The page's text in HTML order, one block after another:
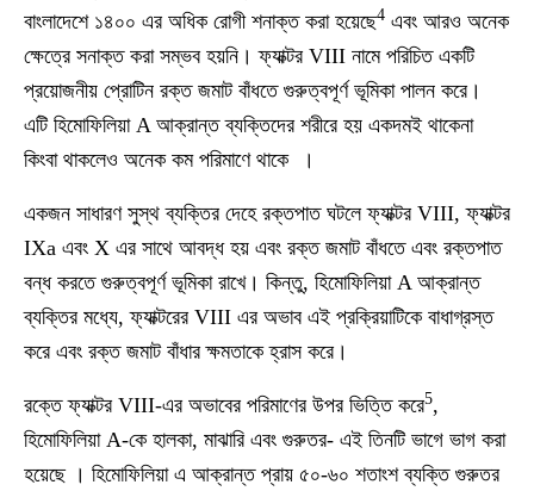
বাংলাদেশে ১৪০০ এর অধিক রোগী শনাক্ত করা হয়েছে4 এবং আরও অনেক
ক্ষেত্রে সনাক্ত করা সম্ভব হয়নি। ফ্যাক্টর VIII নামে পরিচিত একটি
প্রয়োজনীয় প্রোটিন রক্ত ​​জমাট বাঁধতে গুরুত্বপূর্ণ ভূমিকা পালন করে।
এটি হিমোফিলিয়া A আক্রান্ত ব্যক্তিদের শরীরে হয় একদমই থাকেনা
কিংবা থাকলেও অনেক কম পরিমাণে থাকে ।
একজন সাধারণ সুস্থ ব্যক্তির দেহে রক্তপাত ঘটলে ফ্যাক্টর VIII, ফ্যাক্টর
IXa এবং X এর সাথে আবদ্ধ হয় এবং রক্ত জমাট বাঁধতে এবং রক্তপাত
বন্ধ করতে গুরুত্বপূর্ণ ভূমিকা রাখে। কিন্তু, হিমোফিলিয়া A আক্রান্ত
ব্যক্তির মধ্যে, ফ্যাক্টরের VIII এর অভাব এই প্রক্রিয়াটিকে বাধাগ্রস্ত
করে এবং রক্ত জমাট বাঁধার ক্ষমতাকে হ্রাস করে।
রক্তে ফ্যাক্টর VIII-এর অভাবের পরিমাণের উপর ভিত্তি করে5,
হিমোফিলিয়া A-কে হালকা, মাঝারি এবং গুরুতর- এই তিনটি ভাগে ভাগ করা
হয়েছে । হিমোফিলিয়া এ আক্রান্ত প্রায় ৫০-৬০ শতাংশ ব্যক্তি গুরুতর